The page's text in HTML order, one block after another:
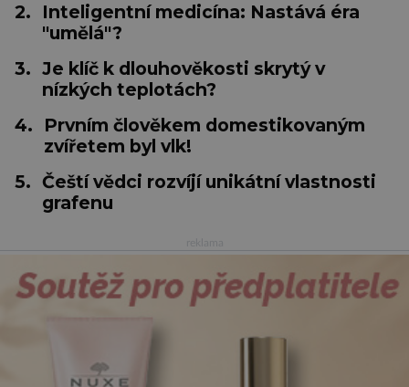
2.
Inteligentní medicína: Nastává éra
"umělá"?
3. Je klíč k dlouhověkosti skrytý v
nízkých teplotách?
4.
Prvním člověkem domestikovaným
zvířetem byl vlk!
5. Čeští vědci rozvíjí unikátní vlastnosti
grafenu